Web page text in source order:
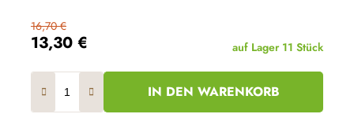
13,30 €
16,70 €
auf Lager 11 Stück
IN DEN WARENKORB